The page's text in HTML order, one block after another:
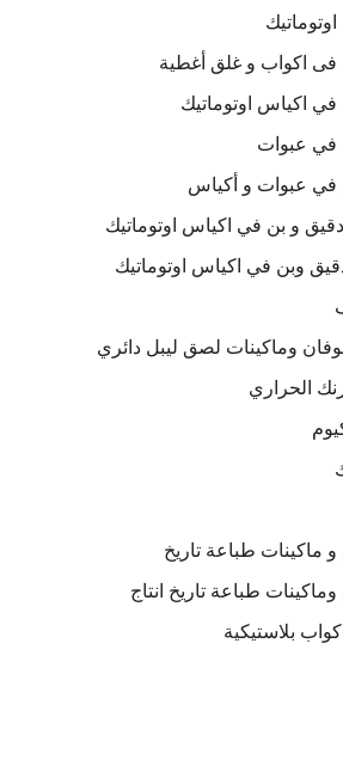
فى اكواب و غلق أغطية
اكياس اوتوماتيك
في عبوات
في عبوات و أكياس
و بن في اكياس اوتوماتيك
وبن في اكياس اوتوماتيك
وماكينات لصق ليبل دائري
الحراري
ماكينات طباعة تاريخ
طباعة تاريخ انتاج
بلاستيكية